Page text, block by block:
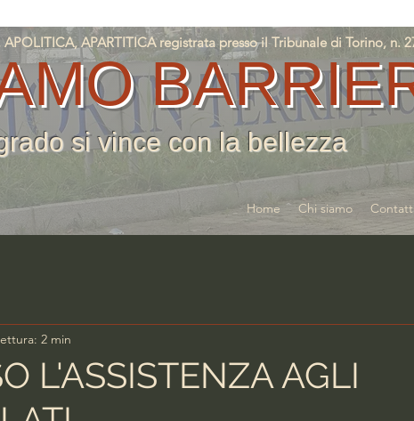
si vince con la bellezza
Home Chi siamo Contatti
APARTITICA registrata presso il Tribunale di Torino, n.
L'ASSISTENZA AGLI
2 min